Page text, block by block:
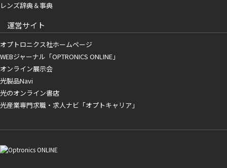
レンズ辞典＆事典
運営サイト
オプトロニクス社ホームページ
WEBジャーナル「OPTRONICS ONLINE」
オンライン展示会
光製品Navi
光のオンライン書店
光産業専門求職・求人ナビ「オプトキャリア」